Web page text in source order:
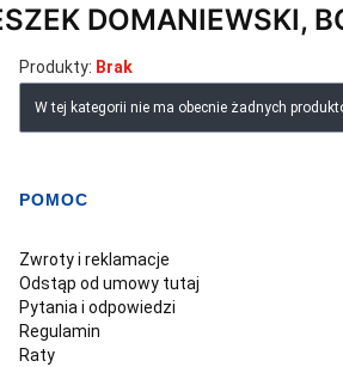
DOMANIEWSKI,
Produkty: Brak
Lista produktów
W tej kategorii nie ma obecnie żadnych
Linki w stopce
POMOC
Zwroty i reklamacje
Odstąp od umowy tutaj
Pytania i odpowiedzi
Regulamin
Raty